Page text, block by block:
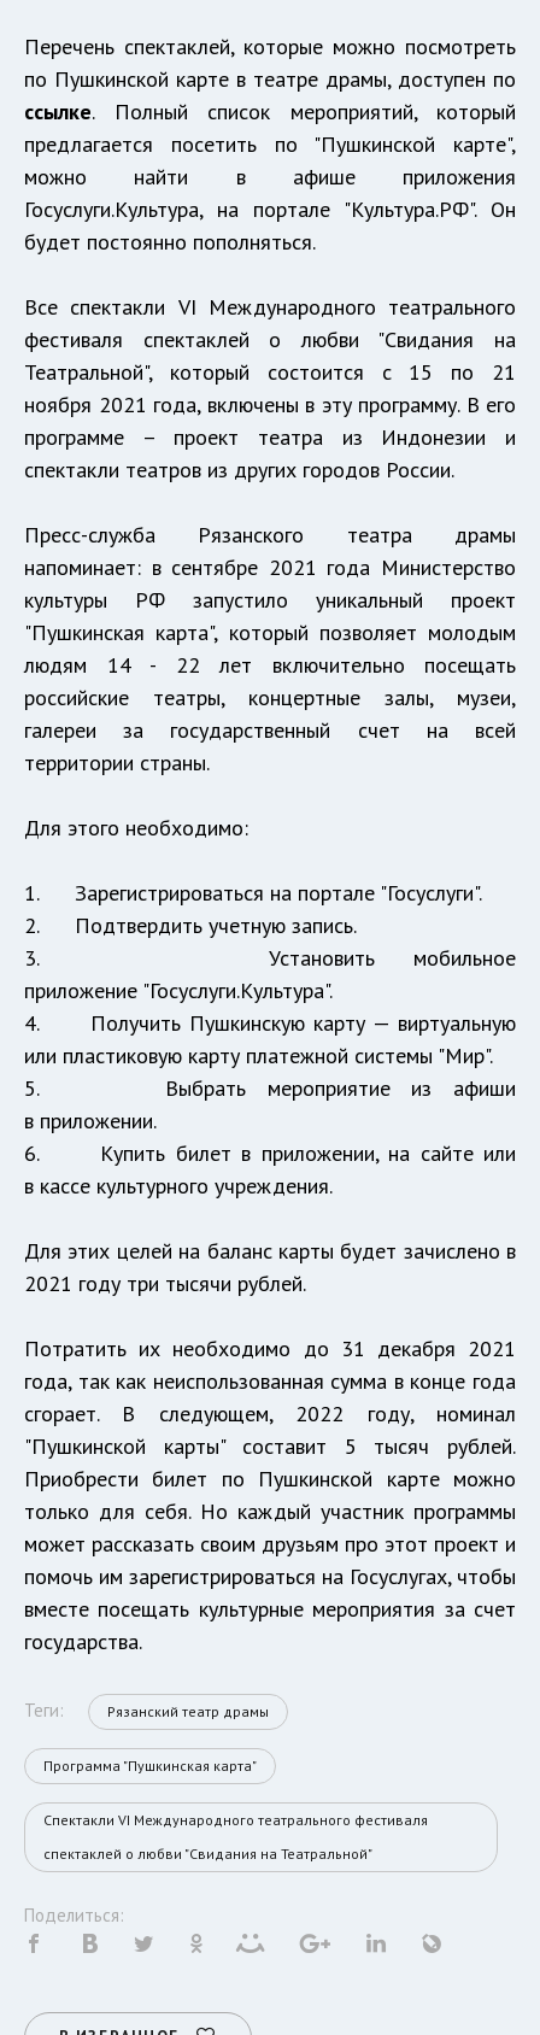
Перечень спектаклей, которые можно посмотреть
по Пушкинской карте в театре драмы, доступен по
ссылке. Полный список мероприятий, который
предлагается посетить по "Пушкинской карте",
можно найти в афише приложения
Госуслуги.Культура, на портале "Культура.РФ". Он
будет постоянно пополняться.
Все спектакли VI Международного театрального
фестиваля спектаклей о любви "Свидания на
Театральной", который состоится с 15 по 21
ноября 2021 года, включены в эту программу. В его
программе – проект театра из Индонезии и
спектакли театров из других городов России.
Пресс-служба Рязанского театра драмы
напоминает: в сентябре 2021 года Министерство
культуры РФ запустило уникальный проект
"Пушкинская карта", который позволяет молодым
людям 14 - 22 лет включительно посещать
российские театры, концертные залы, музеи,
галереи за государственный счет на всей
территории страны.
Для этого необходимо:
1. Зарегистрироваться на портале "Госуслуги".
2. Подтвердить учетную запись.
3. Установить мобильное
приложение "Госуслуги.Культура".
4. Получить Пушкинскую карту — виртуальную
или пластиковую карту платежной системы "Мир".
5. Выбрать мероприятие из афиши
в приложении.
6. Купить билет в приложении, на сайте или
в кассе культурного учреждения.
Для этих целей на баланс карты будет зачислено в
2021 году три тысячи рублей.
Потратить их необходимо до 31 декабря 2021
года, так как неиспользованная сумма в конце года
сгорает. В следующем, 2022 году, номинал
"Пушкинской карты" составит 5 тысяч рублей.
Приобрести билет по Пушкинской карте можно
только для себя. Но каждый участник программы
может рассказать своим друзьям про этот проект и
помочь им зарегистрироваться на Госуслугах, чтобы
вместе посещать культурные мероприятия за счет
государства.
Теги: Рязанский театр драмы
Программа "Пушкинская карта"
Спектакли VI Международного театрального фестиваля
спектаклей о любви "Свидания на Театральной"
Поделиться: